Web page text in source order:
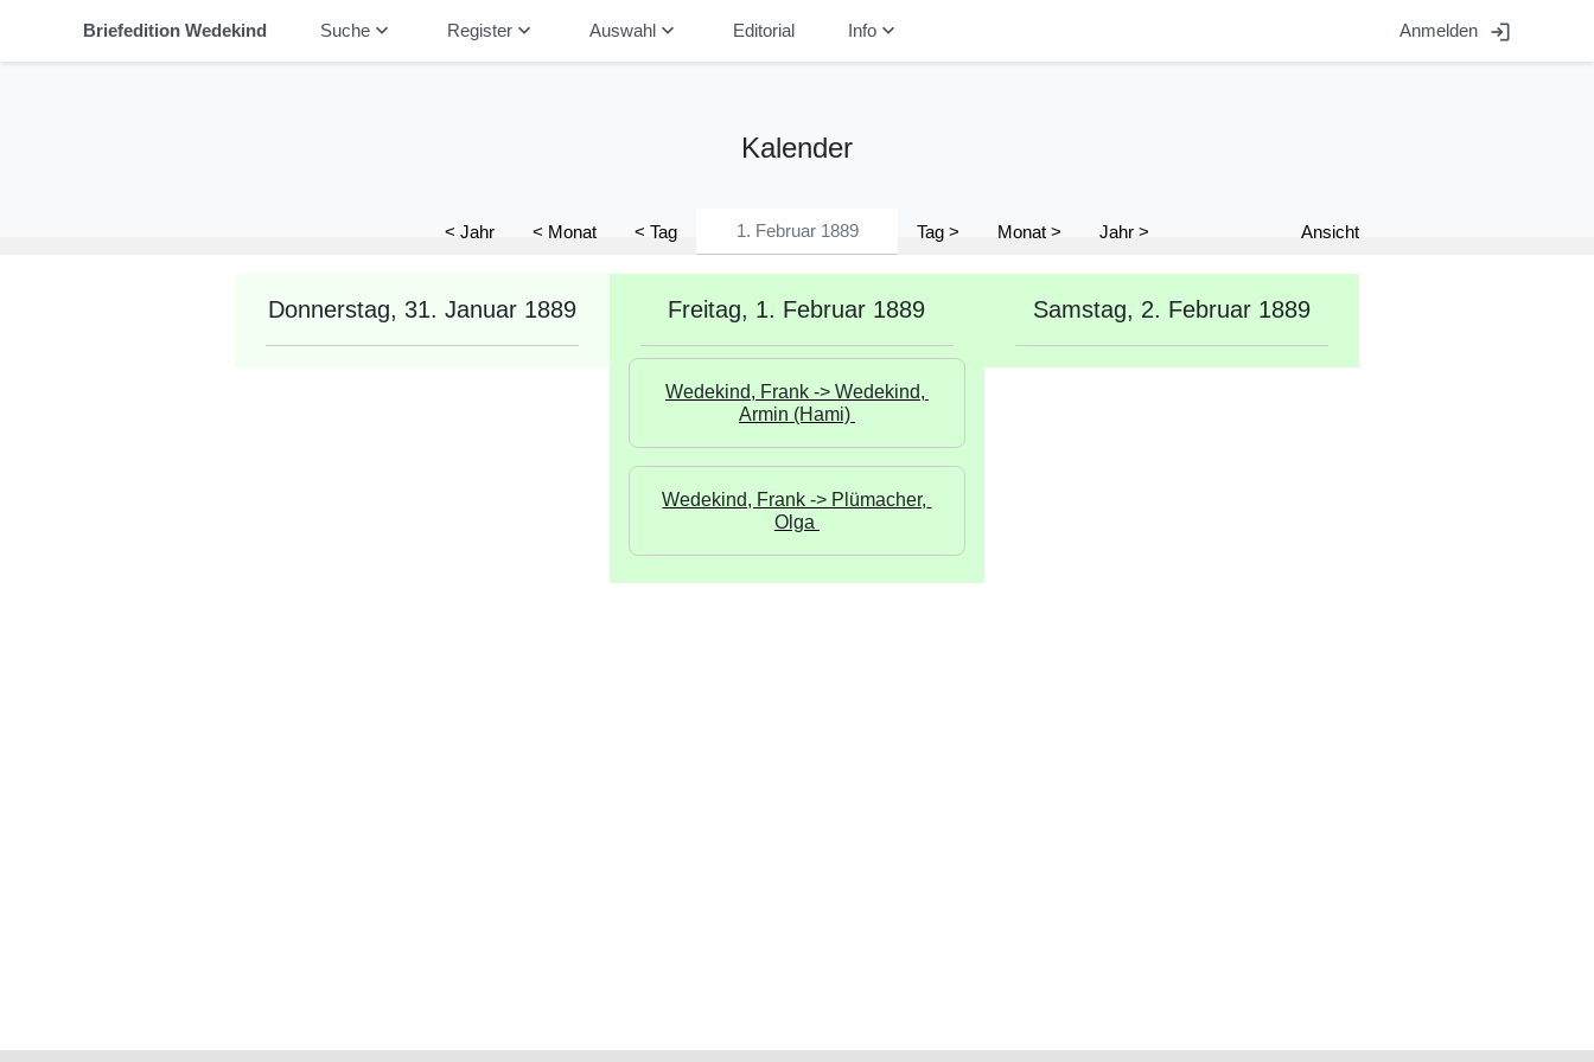
Briefedition Wedekind Suchekeyboard_arrow_down Registerkeyboard_arrow_down Auswahlkeyboard_arrow_down Editorial Infokeyboard_arrow_down Anmelden login
Kalender
< Jahr < Monat < Tag Tag > Monat > Jahr > Ansicht
Donnerstag, 31. Januar 1889 Freitag, 1. Februar 1889
Wedekind, Frank -> Wedekind,
Armin (Hami)
Wedekind, Frank -> Plümacher,
Olga
Samstag, 2. Februar 1889